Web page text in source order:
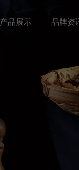
产品展示 品牌资